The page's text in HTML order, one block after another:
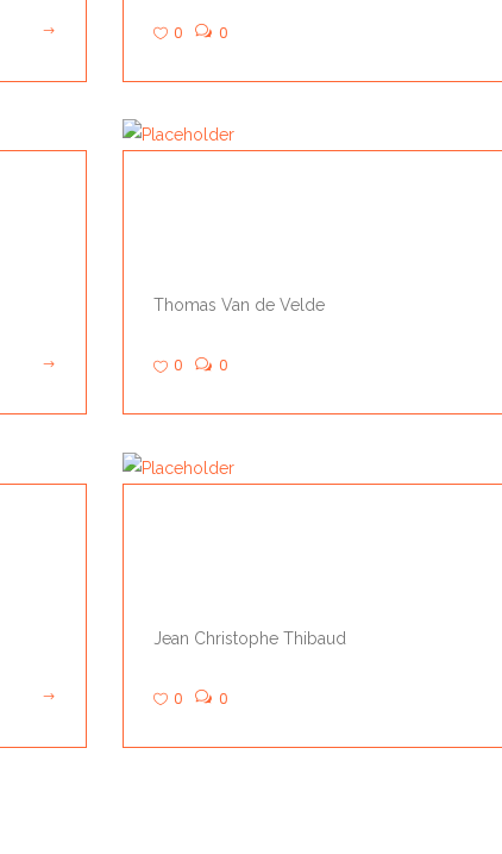
0 0
Thomas Van de Velde
0 0
Jean Christophe Thibaud
0 0